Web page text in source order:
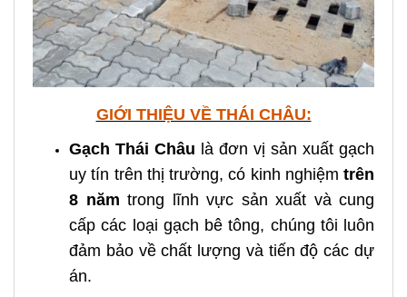
GIỚI THIỆU VỀ THÁI CHÂU:
Gạch Thái Châu là đơn vị sản xuất gạch
uy tín trên thị trường, có kinh nghiệm trên
8 năm trong lĩnh vực sản xuất và cung
cấp các loại gạch bê tông, chúng tôi luôn
đảm bảo về chất lượng và tiến độ các dự
án.